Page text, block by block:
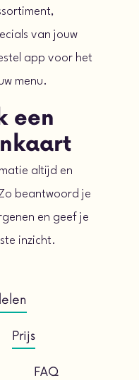
van jouw
app voor het
menu.
een
altijd en
beantwoord je
en geef je
inzicht.
Prijs
FAQ